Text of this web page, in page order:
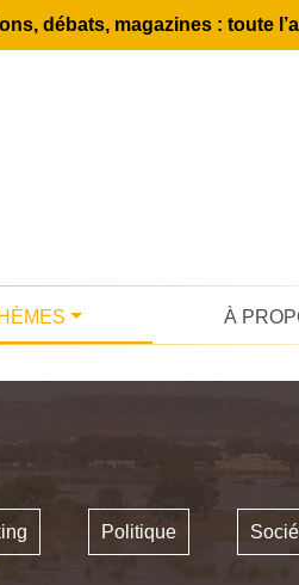
débats, magazines : toute
À
Politique